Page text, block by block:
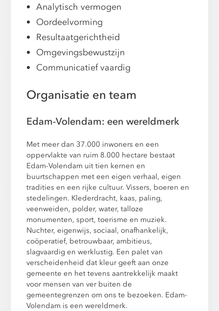
Analytisch vermogen
Oordeelvorming
Resultaatgerichtheid
Omgevingsbewustzijn
Communicatief vaardig
Organisatie en team
Edam-Volendam: een wereldmerk
Met meer dan 37.000 inwoners en een
oppervlakte van ruim 8.000 hectare bestaat
Edam-Volendam uit tien kernen en
buurtschappen met een eigen verhaal, eigen
tradities en een rijke cultuur. Vissers, boeren en
stedelingen. Klederdracht, kaas, paling,
veenweiden, polder, water, talloze
monumenten, sport, toerisme en muziek.
Nuchter, eigenwijs, sociaal, onafhankelijk,
coöperatief, betrouwbaar, ambitieus,
slagvaardig en werklustig. Een palet van
verscheidenheid dat kleur geeft aan onze
gemeente en het tevens aantrekkelijk maakt
voor mensen van ver buiten de
gemeentegrenzen om ons te bezoeken. Edam-
Volendam is een wereldmerk.